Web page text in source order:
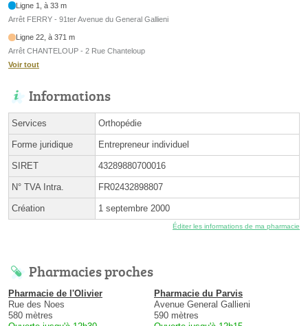
Ligne 1, à 33 m
Arrêt FERRY - 91ter Avenue du General Gallieni
Ligne 22, à 371 m
Arrêt CHANTELOUP - 2 Rue Chanteloup
Voir tout
Informations
Services Orthopédie
Forme juridique Entrepreneur individuel
SIRET 43289880700016
N° TVA Intra. FR02432898807
Création 1 septembre 2000
Éditer les informations de ma pharmacie
Pharmacies proches
Pharmacie de l'Olivier
Rue des Noes
580 mètres
Pharmacie du Parvis
Avenue General Gallieni
590 mètres